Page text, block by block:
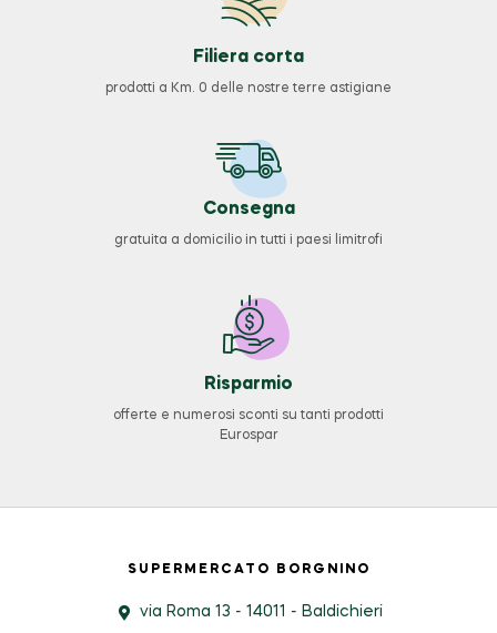
Filiera corta
prodotti a Km. 0 delle nostre terre astigiane
Consegna
gratuita a domicilio in tutti i paesi limitrofi
Risparmio
offerte e numerosi sconti su tanti prodotti
Eurospar
SUPERMERCATO BORGNINO
via Roma 13 - 14011 - Baldichieri